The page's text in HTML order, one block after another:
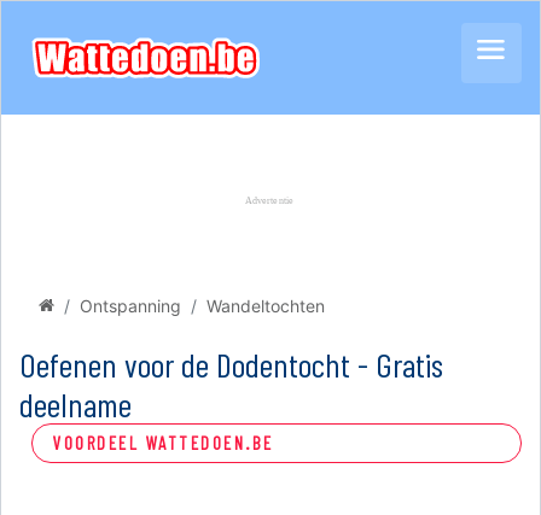
Ontspanning Wandeltochten
Oefenen voor de Dodentocht - Gratis
deelname
VOORDEEL WATTEDOEN.BE